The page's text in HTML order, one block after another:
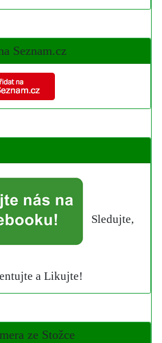
Seznam.cz
Sledujte,
a Likujte!
ze Stožce